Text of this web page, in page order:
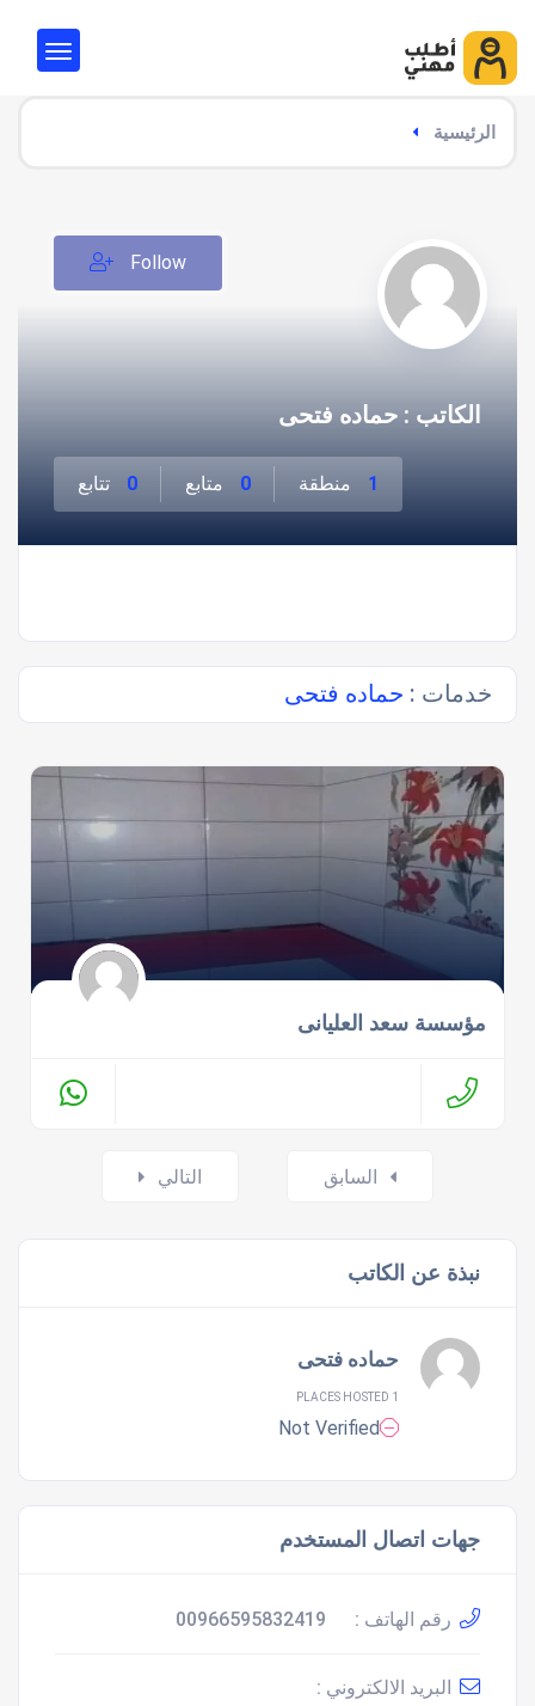
الرئيسية
الكاتب : حماده فتحى
1 منطقة 0 متابع 0 تتابع
Follow
خدمات : حماده فتحى
مؤسسة سعد العليانى
السابق التالي
نبذة عن الكاتب
حماده فتحى
1 PLACES HOSTED
Not Verified
جهات اتصال المستخدم
رقم الهاتف : 00966595832419
البريد الالكتروني :